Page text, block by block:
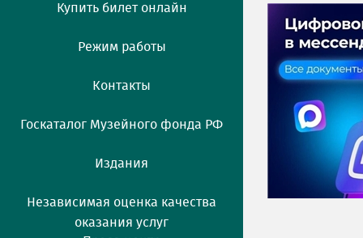
Купить билет онлайн
Режим работы
Контакты
Госкаталог Музейного фонда РФ
Издания
Независимая оценка качества
оказания услуг